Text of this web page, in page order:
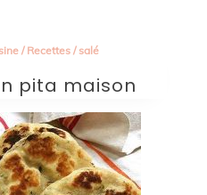
/ Recettes / salé
pita maison